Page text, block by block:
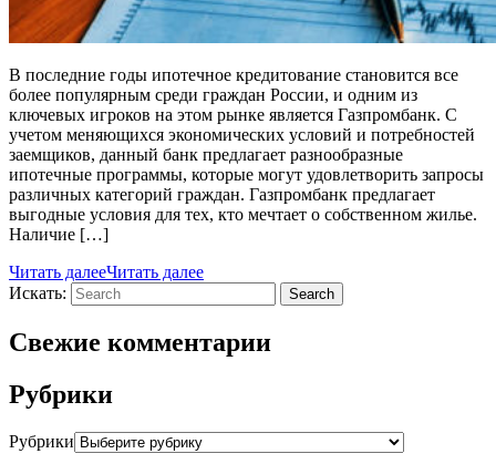
В последние годы ипотечное кредитование становится все
более популярным среди граждан России, и одним из
ключевых игроков на этом рынке является Газпромбанк. С
учетом меняющихся экономических условий и потребностей
заемщиков, данный банк предлагает разнообразные
ипотечные программы, которые могут удовлетворить запросы
различных категорий граждан. Газпромбанк предлагает
выгодные условия для тех, кто мечтает о собственном жилье.
Наличие […]
Читать далееЧитать далее
Искать:
Search
Свежие комментарии
Рубрики
Рубрики